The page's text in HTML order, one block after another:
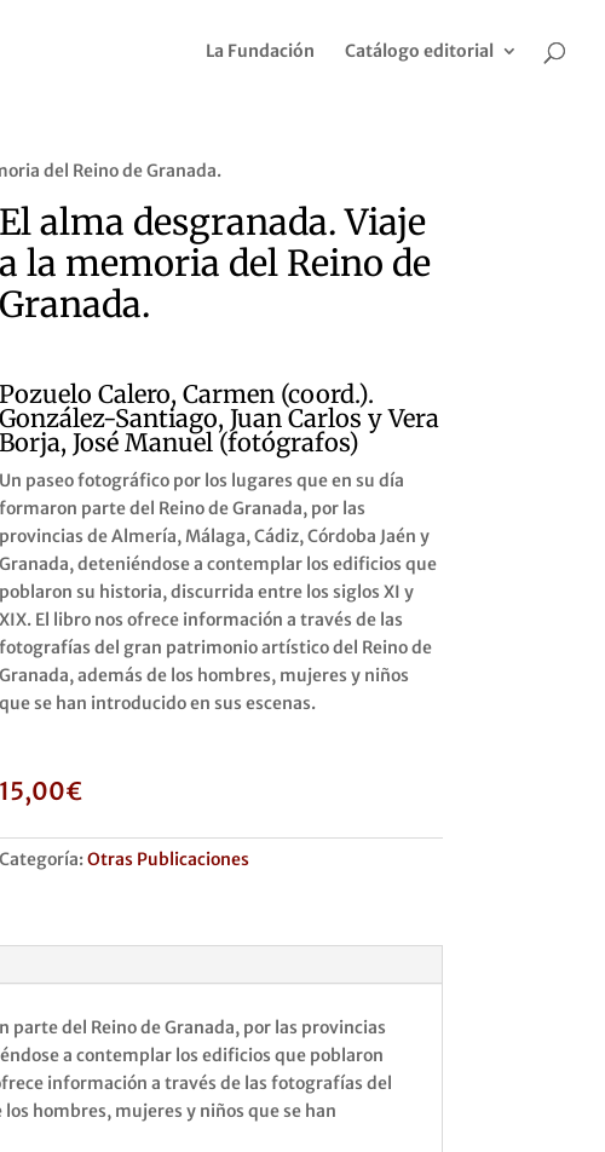
La Fundación Catálogo editorial
del Reino de Granada.
El alma desgranada. Viaje
a la memoria del Reino de
Granada.
Pozuelo Calero, Carmen (coord.).
González-Santiago, Juan Carlos y Vera
Borja, José Manuel (fotógrafos)
Un paseo fotográfico por los lugares que en su día
formaron parte del Reino de Granada, por las
provincias de Almería, Málaga, Cádiz, Córdoba Jaén y
Granada, deteniéndose a contemplar los edificios que
poblaron su historia, discurrida entre los siglos XI y
XIX. El libro nos ofrece información a través de las
fotografías del gran patrimonio artístico del Reino de
Granada, además de los hombres, mujeres y niños
que se han introducido en sus escenas.
15,00€
Categoría:Otras Publicaciones
del Reino de Granada, por las provincias
a contemplar los edificios que poblaron
información a través de las fotografías del
hombres, mujeres y niños que se han